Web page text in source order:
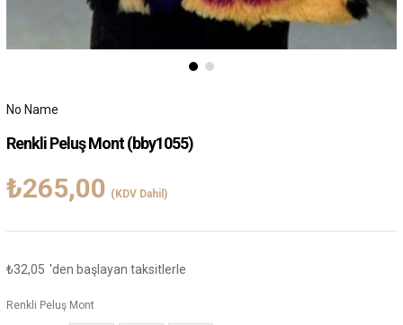
No Name
Renkli Peluş Mont(bby1055)
₺265,00 (KDV Dahil)
₺32,05 'den başlayan taksitlerle
Renkli Peluş Mont